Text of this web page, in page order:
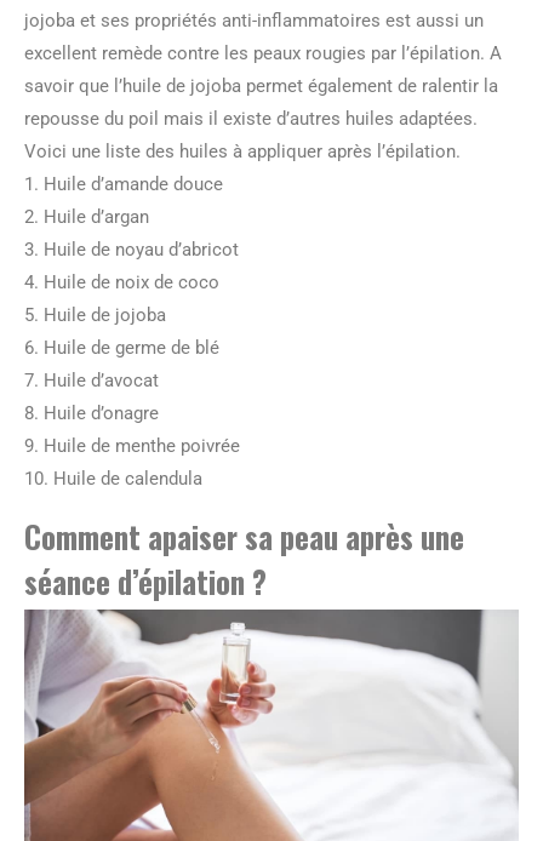
jojoba et ses propriétés anti-inflammatoires est aussi un
excellent remède contre les peaux rougies par l’épilation. A
savoir que l’huile de jojoba permet également de ralentir la
repousse du poil mais il existe d’autres huiles adaptées.
Voici une liste des huiles à appliquer après l’épilation.
1. Huile d’amande douce
2. Huile d’argan
3. Huile de noyau d’abricot
4. Huile de noix de coco
5. Huile de jojoba
6. Huile de germe de blé
7. Huile d’avocat
8. Huile d’onagre
9. Huile de menthe poivrée
10. Huile de calendula
Comment apaiser sa peau après une
séance d’épilation ?